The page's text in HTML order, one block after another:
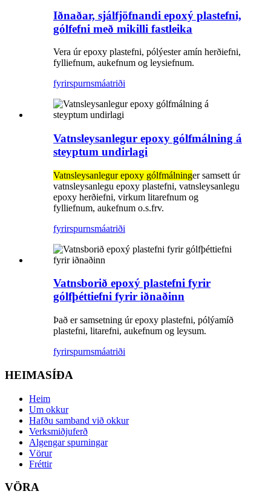
Iðnaðar, sjálfjöfnandi epoxý plastefni,
gólfefni með mikilli fastleika
Vera úr epoxy plastefni, pólýester amín herðiefni,
fylliefnum, aukefnum og leysiefnum.
fyrirspurnsmáatriði
Vatnsleysanlegur epoxy gólfmálning á
steyptum undirlagi
Vatnsleysanlegur epoxy gólfmálninger samsett úr
vatnsleysanlegu epoxy plastefni, vatnsleysanlegu
epoxy herðiefni, virkum litarefnum og
fylliefnum, aukefnum o.s.frv.
fyrirspurnsmáatriði
Vatnsborið epoxý plastefni fyrir
gólfþéttiefni fyrir iðnaðinn
Það er samsetning úr epoxy plastefni, pólýamíð
plastefni, litarefni, aukefnum og leysum.
fyrirspurnsmáatriði
HEIMASÍÐA
Heim
Um okkur
Hafðu samband við okkur
Verksmiðjuferð
Algengar spurningar
Vörur
Fréttir
VÖRA